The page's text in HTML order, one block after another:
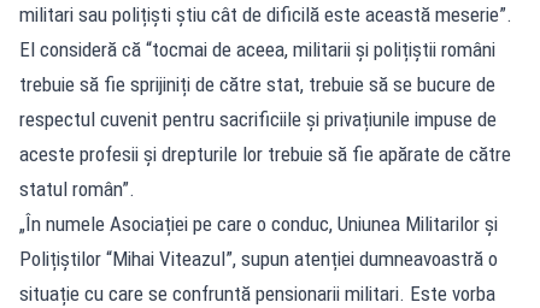
militari sau polițiști știu cât de dificilă este această meserie”.
El consideră că “tocmai de aceea, militarii și polițiștii români
trebuie să fie sprijiniți de către stat, trebuie să se bucure de
respectul cuvenit pentru sacrificiile și privațiunile impuse de
aceste profesii și drepturile lor trebuie să fie apărate de către
statul român”.
„În numele Asociației pe care o conduc, Uniunea Militarilor și
Polițiștilor “Mihai Viteazul”, supun atenției dumneavoastră o
situație cu care se confruntă pensionarii militari. Este vorba